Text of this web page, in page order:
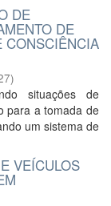
DE
DE
CONSCIÊNCIA
)
situações de
para a tomada de
um sistema de
VEÍCULOS